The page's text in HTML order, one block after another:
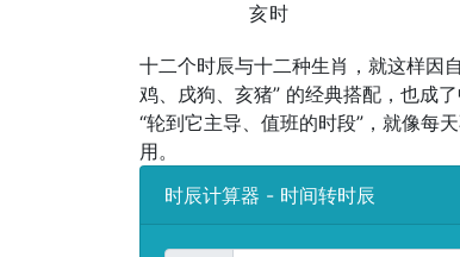
亥时
十二个时辰与十二种生肖，就这样因
鸡、戌狗、亥猪” 的经典搭配，也成
“轮到它主导、值班的时段”，就像每
用。
时辰计算器 - 时间转时辰